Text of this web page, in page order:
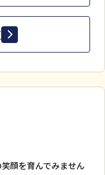
顔を育んでみません